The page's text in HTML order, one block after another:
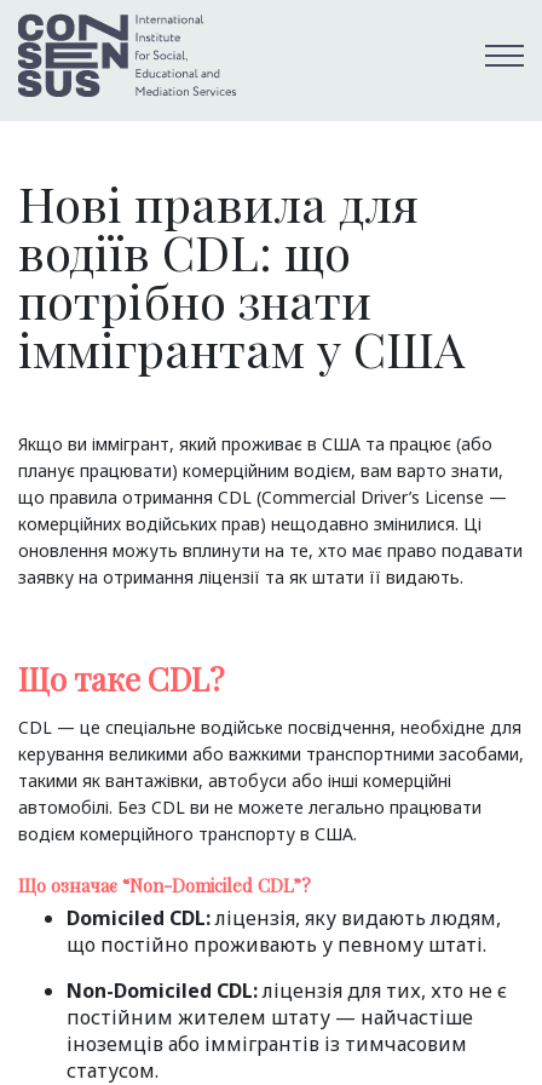
Нові правила для
водіїв CDL: що
потрібно знати
іммігрантам у США
Якщо ви іммігрант, який проживає в США та працює (або
планує працювати) комерційним водієм, вам варто знати,
що правила отримання CDL (Commercial Driver’s License —
комерційних водійських прав) нещодавно змінилися. Ці
оновлення можуть вплинути на те, хто має право подавати
заявку на отримання ліцензії та як штати її видають.
Що таке CDL?
CDL — це спеціальне водійське посвідчення, необхідне для
керування великими або важкими транспортними засобами,
такими як вантажівки, автобуси або інші комерційні
автомобілі. Без CDL ви не можете легально працювати
водієм комерційного транспорту в США.
Що означає “Non-Domiciled CDL”?
Domiciled CDL:ліцензія, яку видають людям,
що постійно проживають у певному штаті.
Non-Domiciled CDL:ліцензія для тих, хто не є
постійним жителем штату — найчастіше
іноземців або іммігрантів із тимчасовим
статусом.